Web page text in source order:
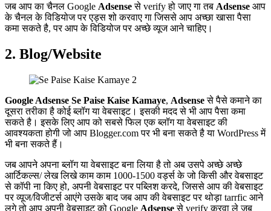
जब आप का चैनल Google Adsenseसे verify हो जाए गा तब Adsense आप
के चैनल के विडियोज पर एड्स शो करवाए गा जिससे आप अच्छा खासा पैसा
कमा सकते है, पर आप के विडियोज पर अच्छे व्यूज आने चाहिए।
2. Blog/Website
Google Adsense Se Paise Kaise Kamaye, Adsenseसे पैसे कमाने का
दूसरा तरीका है कोई ब्लॉग या वेबसाइट। इसकी मदद से भी आप पैसा कमा
सकते है। इसके लिए आप को सबसे फिल एक ब्लॉग या वेबसाइट की
आवश्यकता होगी जो आप Blogger.com पर भी बना सकते है या WordPress में
भी बना सकते हैं।
जब आपने अपना ब्लॉग या वेबसाइट बना लिया है तो अब उसपे अच्छे अच्छे
आर्टिकल्स/ लेख लिखे काम काम 1000-1500 वर्ड्स के जो किसी और वेबसाइट
से कॉपी ना किए हो, अपनी वेबसाइट पर पब्लिश करदे, जिससे आप की वेबसाइट
पर व्यूज/विजीटर्स आएंगे उसके बाद जब आप की वेबसाइट पर थोड़ा tarrfic आने
लगे तो आप अपनी वेबसाइट को Google Adsenseसे verify करवा ले जब